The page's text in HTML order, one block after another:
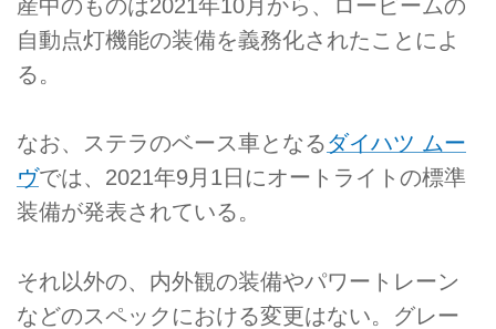
産中のものは2021年10月から、ロービームの
自動点灯機能の装備を義務化されたことによ
る。
なお、ステラのベース車となるダイハツ ムー
ヴでは、2021年9月1日にオートライトの標準
装備が発表されている。
それ以外の、内外観の装備やパワートレーン
などのスペックにおける変更はない。グレー